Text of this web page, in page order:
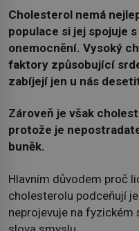
Cholesterol nemá
populace si jej spojuje
onemocnění. Vysoký
faktory způsobující
zabíjejí jen u nás
Zároveň je však
protože je
buněk.
Hlavním důvodem proč
cholesterolu podceňují
neprojevuje na fyzickém